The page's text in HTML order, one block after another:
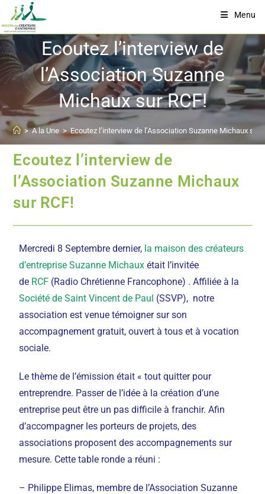
Menu
Ecoutez l’interview de
l’Association Suzanne
Michaux sur RCF!
> A la Une > Ecoutez l’interview de l’Association Suzanne Michaux sur
Ecoutez l’interview de
l’Association Suzanne Michaux
sur RCF!
Mercredi 8 Septembre dernier, la maison des créateurs
d’entreprise Suzanne Michaux était l’invitée
de RCF (Radio Chrétienne Francophone) . Affiliée à la
Société de Saint Vincent de Paul (SSVP), notre
association est venue témoigner sur son
accompagnement gratuit, ouvert à tous et à vocation
sociale.
Le thème de l’émission était « tout quitter pour
entreprendre. Passer de l’idée à la création d’une
entreprise peut être un pas difficile à franchir. Afin
d’accompagner les porteurs de projets, des
associations proposent des accompagnements sur
mesure. Cette table ronde a réuni :
– Philippe Elimas, membre de l’Association Suzanne